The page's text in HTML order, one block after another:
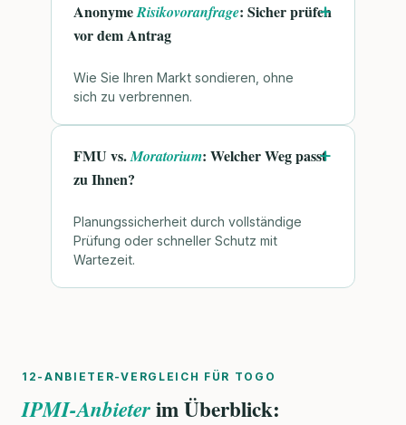
AnonymeRisikovoranfrage: Sicher prüfen
vor dem Antrag
Wie Sie Ihren Markt sondieren, ohne
sich zu verbrennen.
FMU vs.Moratorium: Welcher Weg passt
zu Ihnen?
Planungssicherheit durch vollständige
Prüfung oder schneller Schutz mit
Wartezeit.
12-ANBIETER-VERGLEICH FÜR TOGO
IPMI-Anbieterim Überblick: